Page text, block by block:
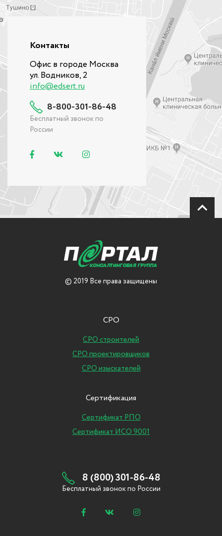
Контакты
Офис в городе Москва
ул. Водников, 2
info@edsert.ru
8-800-301-86-48
Бесплатный звонок по
России
© 2019 Все права защищены
СРО
СРО строителей
СРО проектировщиков
СРО изыскателей
Сертификация
Сертификат РПО
Сертификат ИСО 9001
8 (800) 301-86-48
Бесплатный звонок по России